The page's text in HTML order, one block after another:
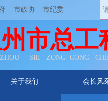
市政协 市纪委
市总工
SHI ZONG GONG
关于我们 会长风